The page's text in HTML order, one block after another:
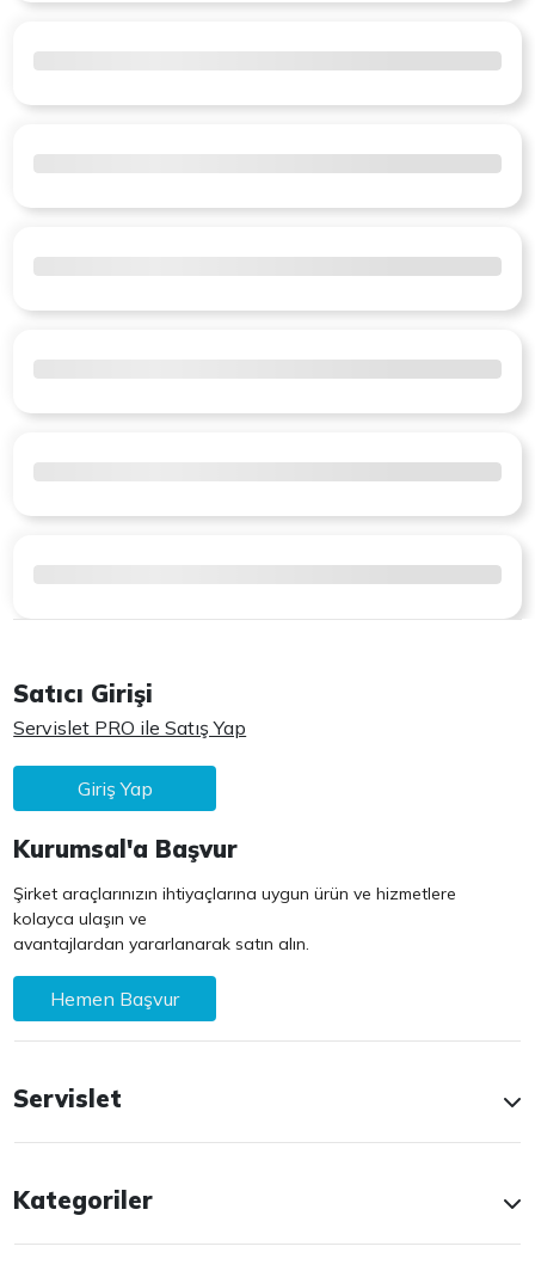
Satıcı Girişi
Servislet PRO ile Satış Yap
Giriş Yap
Kurumsal'a Başvur
Şirket araçlarınızın ihtiyaçlarına uygun ürün ve hizmetlere
kolayca ulaşın ve
avantajlardan yararlanarak satın alın.
Hemen Başvur
Servislet
Kategoriler